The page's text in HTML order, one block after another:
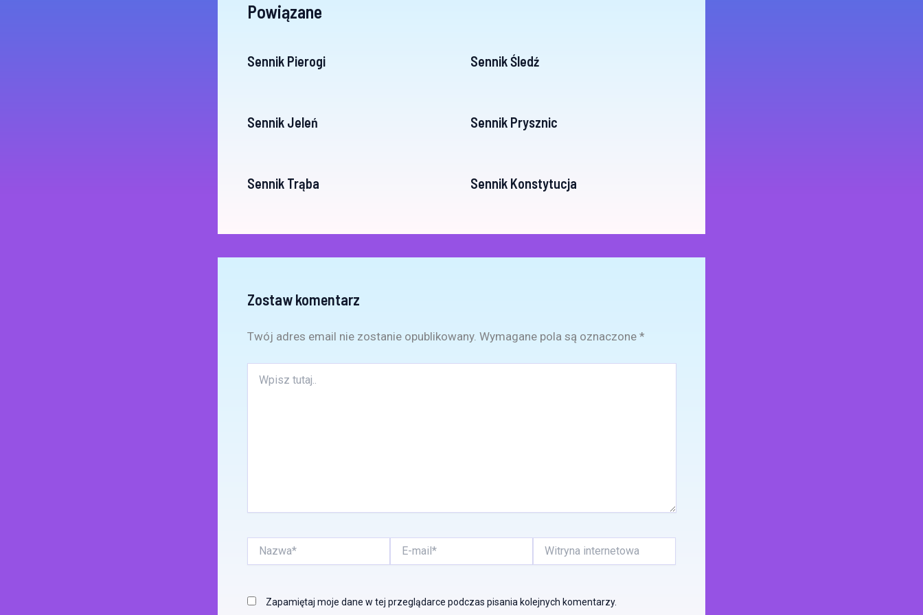
Powiązane
Sennik Pierogi Sennik Śledź
Sennik Jeleń Sennik Prysznic
Sennik Trąba Sennik Konstytucja
Zostaw komentarz
Twój adres email nie zostanie opublikowany. Wymagane pola są oznaczone *
tutaj..
mail*
internetowa
Zapamiętaj moje dane w tej przeglądarce podczas pisania kolejnych komentarzy.